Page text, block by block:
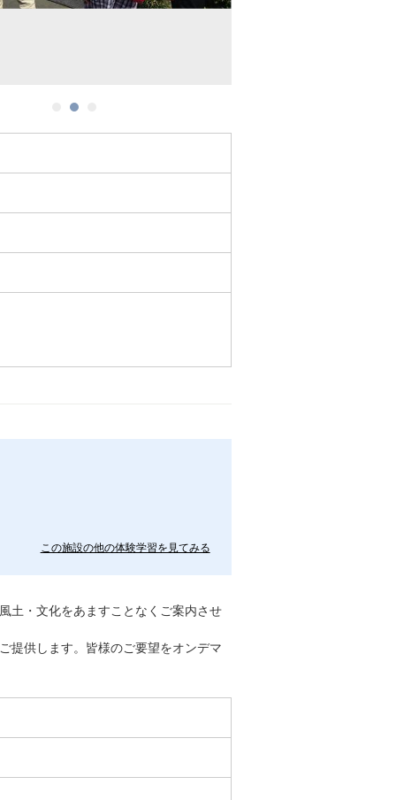
この施設の他の体験学習を見てみる
土・文化をあますことなくご案内させ
提供します。皆様のご要望をオンデマ